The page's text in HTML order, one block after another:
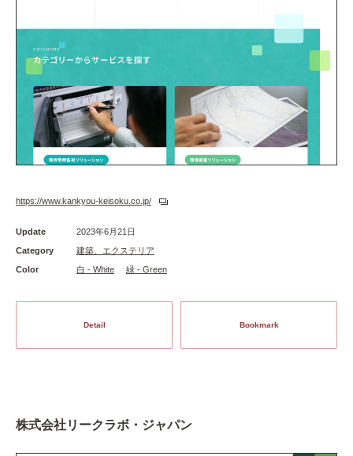
https://www.kankyou-keisoku.co.jp/
Update
2023年6月21日
Category
建築、エクステリア
Color
白 - White 緑 - Green
Detail Bookmark
株式会社リークラボ・ジャパン